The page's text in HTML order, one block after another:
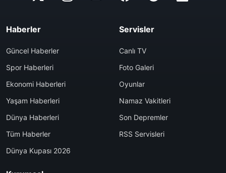
Haberler
Güncel Haberler
Spor Haberleri
Ekonomi Haberleri
Yaşam Haberleri
Dünya Haberleri
Tüm Haberler
Dünya Kupası 2026
Servisler
Canlı TV
Foto Galeri
Oyunlar
Namaz Vakitleri
Son Depremler
RSS Servisleri